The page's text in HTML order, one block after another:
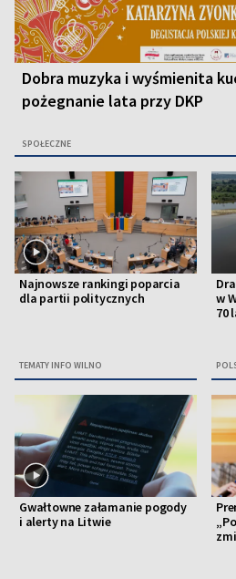
Dobra muzyka i wyśmienita
pożegnanie lata przy DKP
SPOŁECZNE
Najnowsze rankingi poparcia
dla partii politycznych
TEMATY INFO WILNO
w
70
Gwałtowne załamanie pogody
i alerty na Litwie